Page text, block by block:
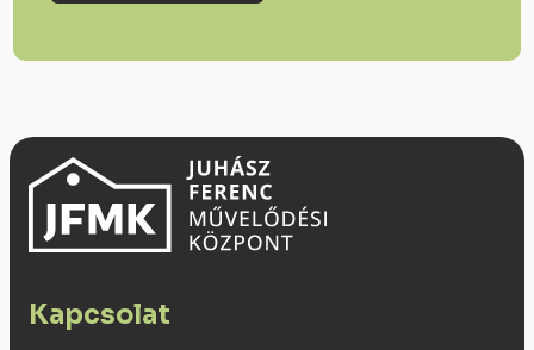
Kapcsolat